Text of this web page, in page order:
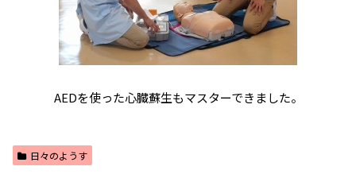
AEDを使った心臓蘇生もマスターできました。
日々のようす